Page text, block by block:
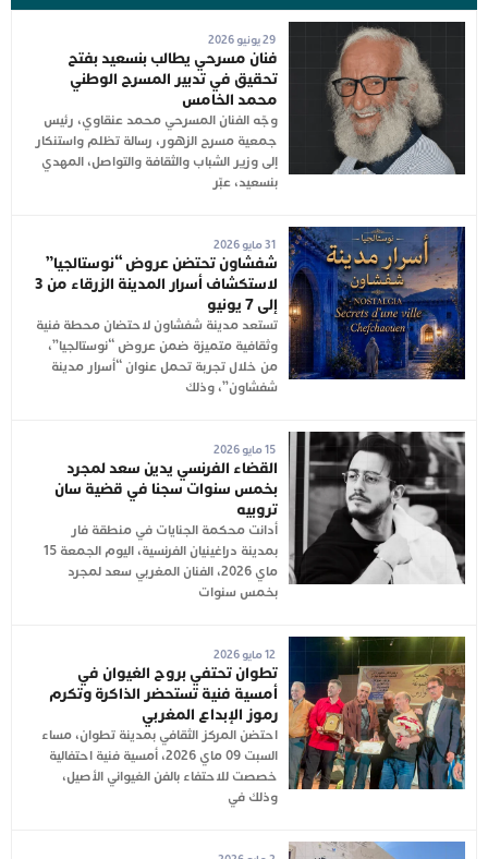
29 يونيو 2026
فنان مسرحي يطالب بنسعيد بفتح
تحقيق في تدبير المسرح الوطني
محمد الخامس
وجّه الفنان المسرحي محمد عنقاوي، رئيس
جمعية مسرح الزهور، رسالة تظلم واستنكار
إلى وزير الشباب والثقافة والتواصل، المهدي
بنسعيد، عبّر
31 مايو 2026
شفشاون تحتضن عروض “نوستالجيا”
لاستكشاف أسرار المدينة الزرقاء من 3
إلى 7 يونيو
تستعد مدينة شفشاون لاحتضان محطة فنية
وثقافية متميزة ضمن عروض “نوستالجيا”،
من خلال تجربة تحمل عنوان “أسرار مدينة
شفشاون”، وذلك
15 مايو 2026
القضاء الفرنسي يدين سعد لمجرد
بخمس سنوات سجنا في قضية سان
تروبيه
أدانت محكمة الجنايات في منطقة فار
بمدينة دراغينيان الفرنسية، اليوم الجمعة 15
ماي 2026، الفنان المغربي سعد لمجرد
بخمس سنوات
12 مايو 2026
تطوان تحتفي بروح الغيوان في
أمسية فنية تستحضر الذاكرة وتكرم
رموز الإبداع المغربي
احتضن المركز الثقافي بمدينة تطوان، مساء
السبت 09 ماي 2026، أمسية فنية احتفالية
خصصت للاحتفاء بالفن الغيواني الأصيل،
وذلك في